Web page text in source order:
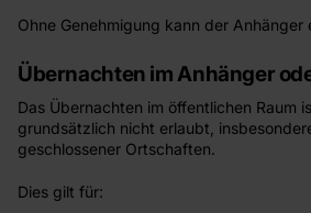
Ohne Genehmigung kann der
Übernachten im Anhänger
Das Übernachten im öffentlichen Raum
grundsätzlich nicht erlaubt,
geschlossener Ortschaften.
Dies gilt für: